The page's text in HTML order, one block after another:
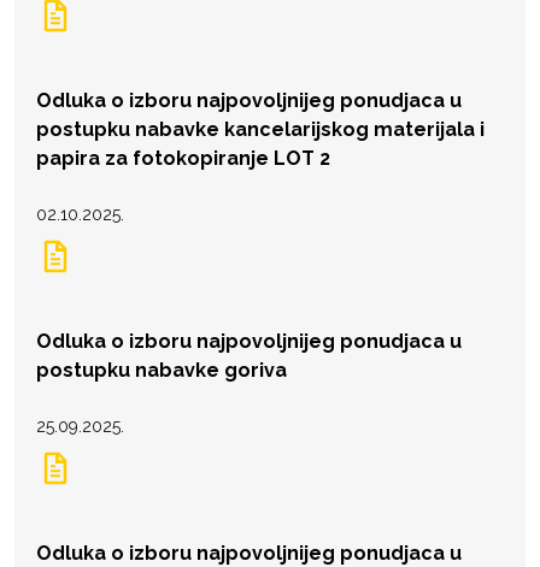
Odluka o izboru najpovoljnijeg ponudjaca u
postupku nabavke kancelarijskog materijala i
papira za fotokopiranje LOT 2
02.10.2025.
Odluka o izboru najpovoljnijeg ponudjaca u
postupku nabavke goriva
25.09.2025.
Odluka o izboru najpovoljnijeg ponudjaca u